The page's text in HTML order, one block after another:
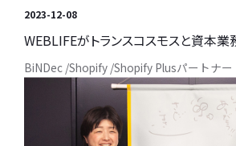
2023-12-08
WEBLIFEがトランスコスモスと資本
BiNDec Shopify Shopify Plusパートナー